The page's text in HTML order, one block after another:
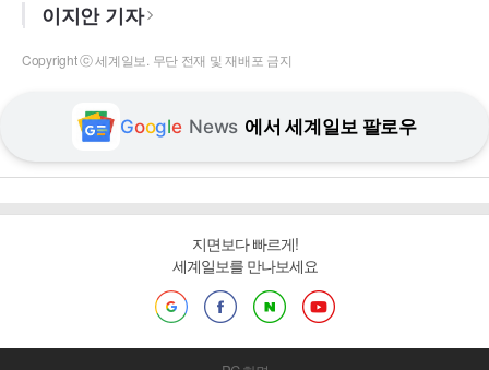
이지안 기자
Copyright ⓒ 세계일보. 무단 전재 및 재배포 금지
Google News 에서 세계일보 팔로우
지면보다 빠르게!
세계일보를 만나보세요